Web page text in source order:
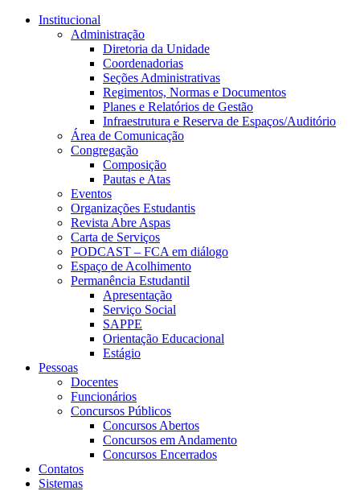
Conteúdo principal
Institucional
Administração
Diretoria da Unidade
Coordenadorias
Seções Administrativas
Regimentos, Normas e Documentos
Planes e Relatórios de Gestão
Infraestrutura e Reserva de Espaços/Auditório
Área de Comunicação
Congregação
Composição
Pautas e Atas
Eventos
Organizações Estudantis
Revista Abre Aspas
Carta de Serviços
PODCAST – FCA em diálogo
Espaço de Acolhimento
Permanência Estudantil
Apresentação
Serviço Social
SAPPE
Orientação Educacional
Estágio
Pessoas
Docentes
Funcionários
Concursos Públicos
Concursos Abertos
Concursos em Andamento
Concursos Encerrados
Contatos
Sistemas